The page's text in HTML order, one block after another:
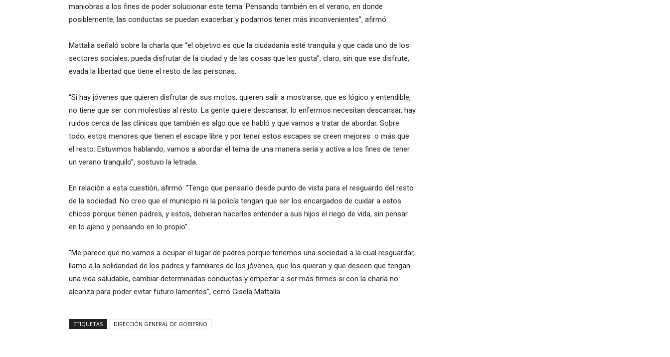
maniobras a los fines de poder solucionar este tema. Pensando también en el verano, en donde
posiblemente, las conductas se puedan exacerbar y podamos tener más inconvenientes”, afirmó.
Mattalia señaló sobre la charla que “el objetivo es que la ciudadanía esté tranquila y que cada uno de los
sectores sociales, pueda disfrutar de la ciudad y de las cosas que les gusta”, claro, sin que ese disfrute,
evada la libertad que tiene el resto de las personas.
“Si hay jóvenes que quieren disfrutar de sus motos, quieren salir a mostrarse, que es lógico y entendible,
no tiene que ser con molestias al resto. La gente quiere descansar, lo enfermos necesitan descansar, hay
ruidos cerca de las clínicas que también es algo que se habló y que vamos a tratar de abordar. Sobre
todo, estos menores que tienen el escape libre y por tener estos escapes se creen mejores o más que
el resto. Estuvimos hablando, vamos a abordar el tema de una manera seria y activa a los fines de tener
un verano tranquilo”, sostuvo la letrada.
En relación a esta cuestión, afirmó: “Tengo que pensarlo desde punto de vista para el resguardo del resto
de la sociedad. No creo que el municipio ni la policía tengan que ser los encargados de cuidar a estos
chicos porque tienen padres, y estos, debieran hacerles entender a sus hijos el riego de vida, sin pensar
en lo ajeno y pensando en lo propio”.
“Me parece que no vamos a ocupar el lugar de padres porque tenemos una sociedad a la cual resguardar,
llamo a la solidaridad de los padres y familiares de los jóvenes, que los quieran y que deseen que tengan
una vida saludable, cambiar determinadas conductas y empezar a ser más firmes si con la charla no
alcanza para poder evitar futuro lamentos”, cerró Gisela Mattalía.
ETIQUETAS DIRECCIÓN GENERAL DE GOBIERNO